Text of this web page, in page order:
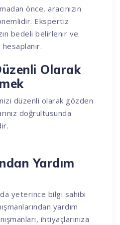
önce, aracınızın
Ekspertiz
bedeli belirlenir ve
Olarak
düzenli olarak gözden
doğrultusunda
Yardım
yeterince bilgi sahibi
yardım
ihtiyaçlarınıza